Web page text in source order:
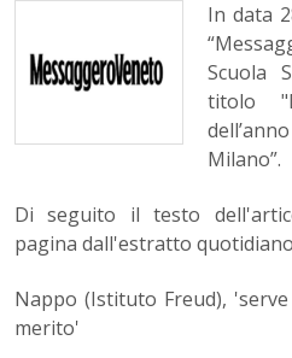
In data
Scuola
titolo
Milano”.
Di seguito il testo
pagina dall'estratto
Nappo (Istituto Freud),
merito'